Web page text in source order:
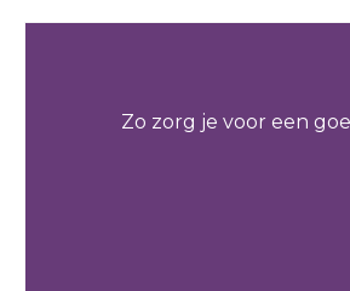
Zo zorg je voor een